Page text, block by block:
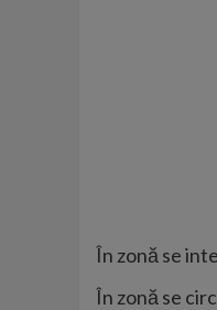
În zonă se
În zonă se